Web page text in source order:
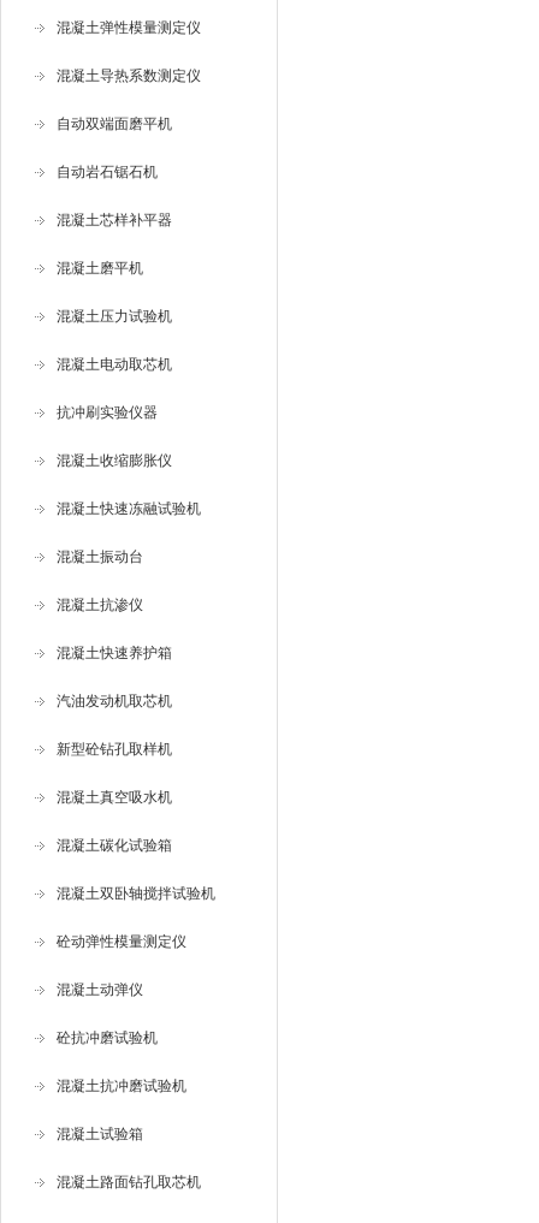
混凝土弹性模量测定仪
混凝土导热系数测定仪
自动双端面磨平机
自动岩石锯石机
混凝土芯样补平器
混凝土磨平机
混凝土压力试验机
混凝土电动取芯机
抗冲刷实验仪器
混凝土收缩膨胀仪
混凝土快速冻融试验机
混凝土振动台
混凝土抗渗仪
混凝土快速养护箱
汽油发动机取芯机
新型砼钻孔取样机
混凝土真空吸水机
混凝土碳化试验箱
混凝土双卧轴搅拌试验机
砼动弹性模量测定仪
混凝土动弹仪
砼抗冲磨试验机
混凝土抗冲磨试验机
混凝土试验箱
混凝土路面钻孔取芯机